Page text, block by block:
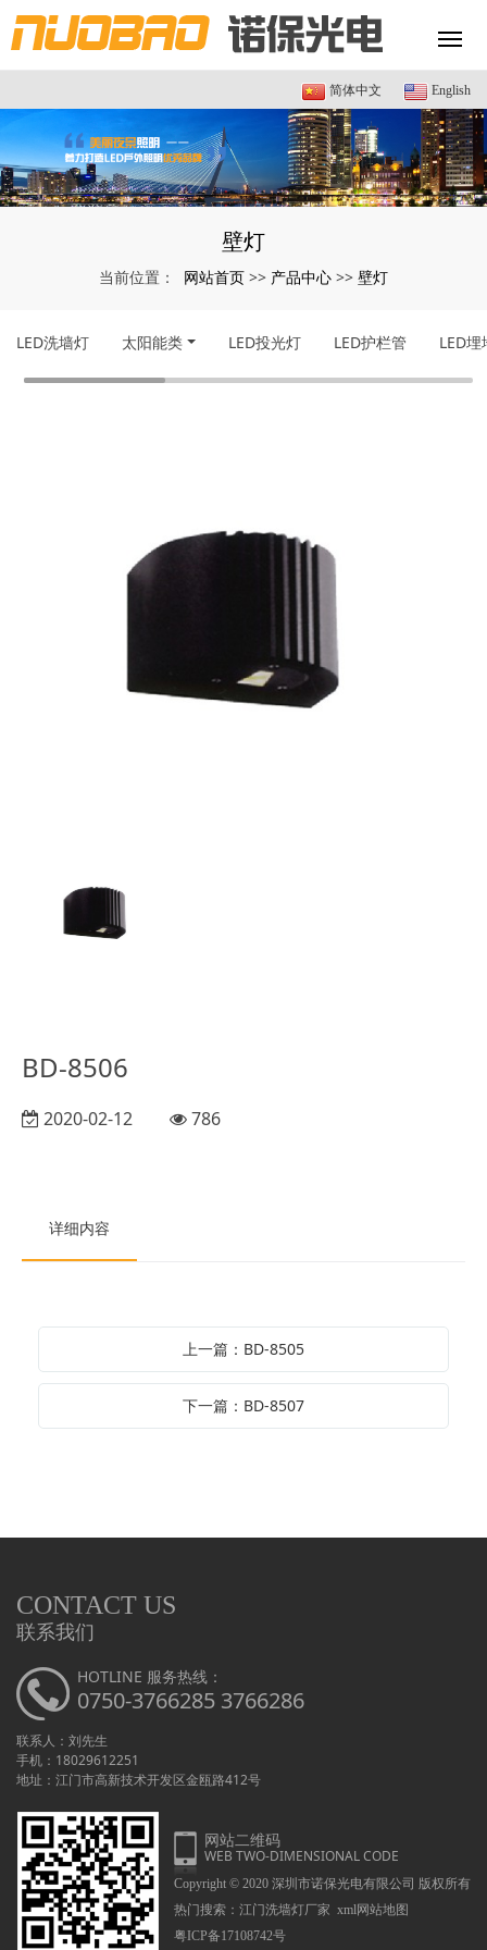
简体中文 English
壁灯
当前位置： 网站首页 >> 产品中心 >> 壁灯
LED洗墙灯 太阳能类 LED投光灯 LED护栏管 LED埋
BD-8506
2020-02-12 786
详细内容
上一篇：BD-8505
下一篇：BD-8507
CONTACT US
联系我们
HOTLINE 服务热线：
0750-3766285 3766286
联系人：刘先生
手机：18029612251
地址：江门市高新技术开发区金瓯路412号
网站二维码
WEB TWO-DIMENSIONAL CODE
Copyright © 2020 深圳市诺保光电有限公司 版权所有
热门搜索： 江门洗墙灯厂家 xml网站地图
粤ICP备17108742号